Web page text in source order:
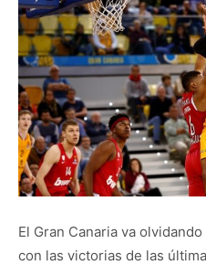
El Gran Canaria va
con las victorias de las